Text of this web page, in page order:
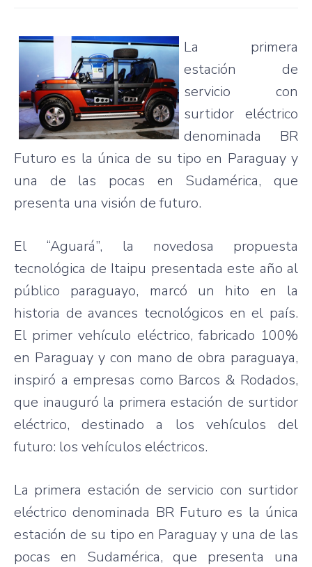
La primera
estación de
servicio con
surtidor eléctrico
denominada BR
Futuro es la única de su tipo en Paraguay y
una de las pocas en Sudamérica,que
presenta una visión defuturo.
El “Aguará”, la novedosa
propuesta
tecnológica de Itaipu presentada este año al
público
paraguayo, marcó un hito en la
historia deavances tecnológicos en el país.
El primervehículo eléctrico,fabricado 100%
en Paraguay y con mano de obra paraguaya,
inspiró a empresas como Barcos & Rodados,
que inauguró la primera estación de surtidor
eléctrico,destinado a los vehículos del
futuro: los vehículos eléctricos.
La primera estación de servicio con surtidor
eléctrico denominada BR Futuro es la única
estación de su tipo en Paraguay y una de las
pocas en Sudamérica,que presenta
una